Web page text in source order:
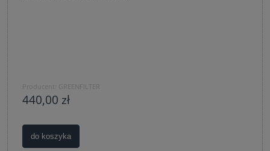
Producent: GREENFILTER
440,00 zł
do koszyka